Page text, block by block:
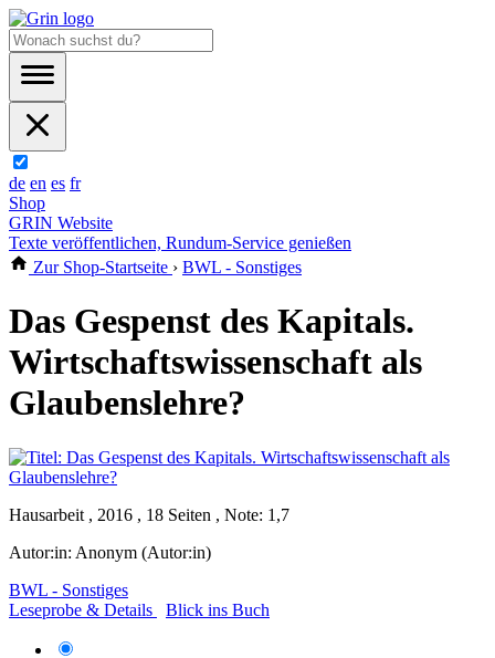
de en es fr
Shop
GRIN Website
Texte veröffentlichen, Rundum-Service genießen
Zur Shop-Startseite › BWL - Sonstiges
Das Gespenst des Kapitals.
Wirtschaftswissenschaft als
Glaubenslehre?
Hausarbeit , 2016 , 18 Seiten , Note: 1,7
Autor:in: Anonym (Autor:in)
BWL - Sonstiges
Leseprobe & Details
Blick ins Buch